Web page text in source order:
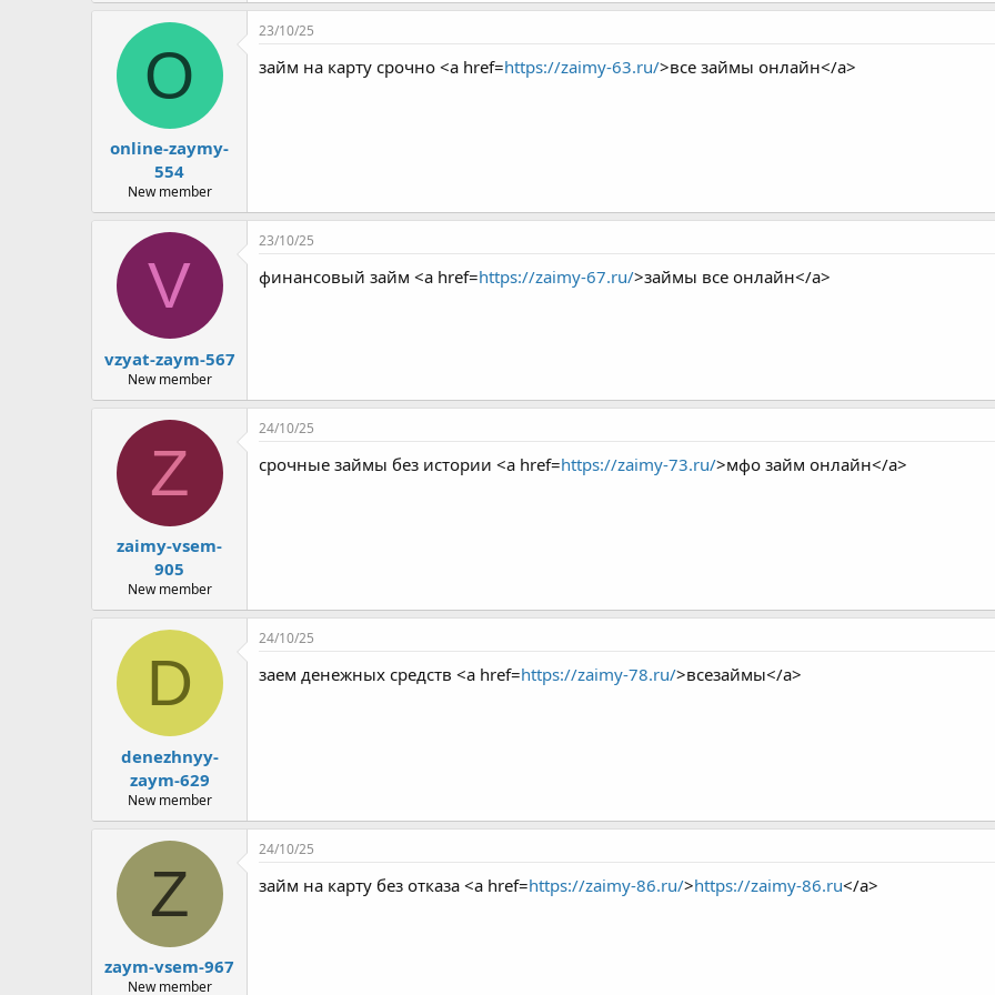
O
online-zaymy-
554
New member
23/10/25
займ на карту срочно <a href=https://zaimy-63.ru/>все займы онлайн</a>
V
vzyat-zaym-567
New member
23/10/25
финансовый займ <a href=https://zaimy-67.ru/>займы все онлайн</a>
Z
zaimy-vsem-
905
New member
24/10/25
срочные займы без истории <a href=https://zaimy-73.ru/>мфо займ онлайн</a>
D
denezhnyy-
zaym-629
New member
24/10/25
заем денежных средств <a href=https://zaimy-78.ru/>всезаймы</a>
Z
zaym-vsem-967
New member
24/10/25
займ на карту без отказа <a href=https://zaimy-86.ru/>https://zaimy-86.ru</a>